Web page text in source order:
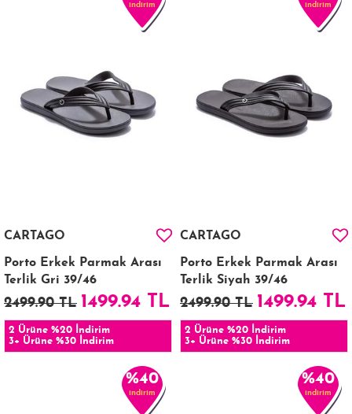
indirim
CARTAGO
Porto Erkek Parmak Arası
Terlik Gri 39/46
2499.90 TL 1499.94 TL
2 Ürüne %20 İndirim
3+ Ürüne %30 İndirim
indirim
CARTAGO
Porto Erkek Parmak Arası
Terlik Siyah 39/46
2499.90 TL 1499.94 TL
2 Ürüne %20 İndirim
3+ Ürüne %30 İndirim
%40
indirim
%40
indirim